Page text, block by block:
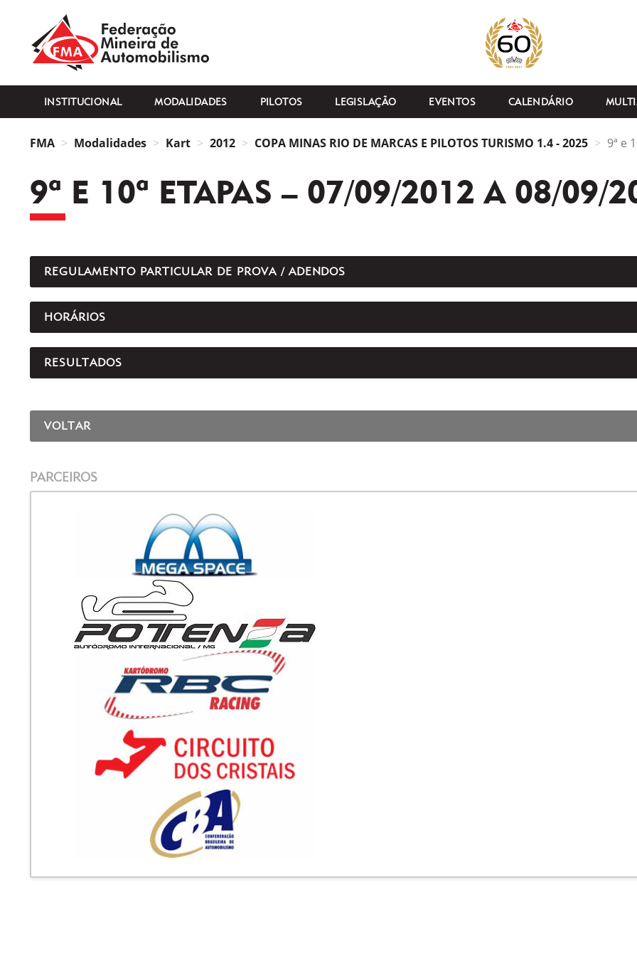
INSTITUCIONAL MODALIDADES PILOTOS LEGISLAÇÃO EVENTOS CALENDÁRIO
FMA Modalidades Kart 2012 COPA MINAS RIO DE MARCAS E PILOTOS TURISMO 1.4 - 2025 9ª e
9ª E 10ª ETAPAS – 07/09/2012 A 08/09/
REGULAMENTO PARTICULAR DE PROVA / ADENDOS
HORÁRIOS
RESULTADOS
VOLTAR
PARCEIROS